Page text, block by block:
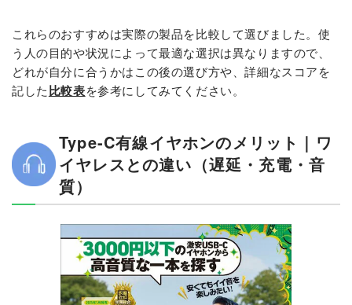
これらのおすすめは実際の製品を比較して選びました。使
う人の目的や状況によって最適な選択は異なりますので、
どれが自分に合うかはこの後の選び方や、詳細なスコアを
記した比較表を参考にしてみてください。
Type-C有線イヤホンのメリット｜ワ
イヤレスとの違い（遅延・充電・音
質）